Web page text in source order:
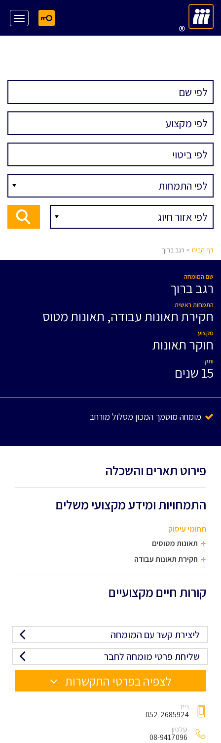
דף הבית > רגב ברוך
שם המומחה
רגב ברוך
התמחות ראשית
חקירת תאונות עבודה, תאונות מטוס
מקצוע
חוקר תאונות
ותק
15 שנים
מומחה מוסמך המכון מסלול מורחב
פירוט תארים והשכלה
התמחויות ומידע מקצועי משלים
תחומי עיסוק
תאונות מטוסים
חקירת תאונות עבודה
קורות חיים מקצועיים
ליצירת קשר עם המומחה
שליחת פרטי מומחה לחבר
לצפיה בפרטי התקשרות
נייד
052-2685924
טלפון
08-9417096